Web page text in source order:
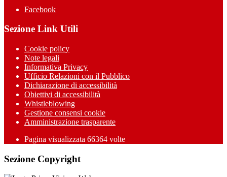
Facebook
Sezione Link Utili
Cookie policy
Note legali
Informativa Privacy
Ufficio Relazioni con il Pubblico
Dichiarazione di accessibilità
Obiettivi di accessibilità
Whistleblowing
Gestione consensi cookie
Amministrazione trasparente
Pagina visualizzata 66364 volte
Sezione Copyright